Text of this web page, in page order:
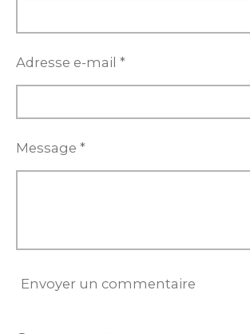
Adresse e-mail *
Message *
Envoyer un commentaire